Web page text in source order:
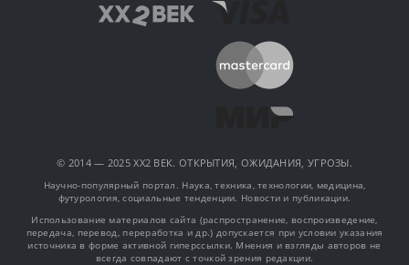
© 2014 — 2025 XX2 ВЕК. ОТКРЫТИЯ, ОЖИДАНИЯ, УГРОЗЫ.
Научно-популярный портал. Наука, техника, технологии, медицина,
футурология, социальные тенденции. Новости и публикации.
Использование материалов сайта (распространение, воспроизведение,
передача, перевод, переработка и др.) допускается при условии указания
источника в форме активной гиперссылки. Мнения и взгляды авторов не
всегда совпадают с точкой зрения редакции.